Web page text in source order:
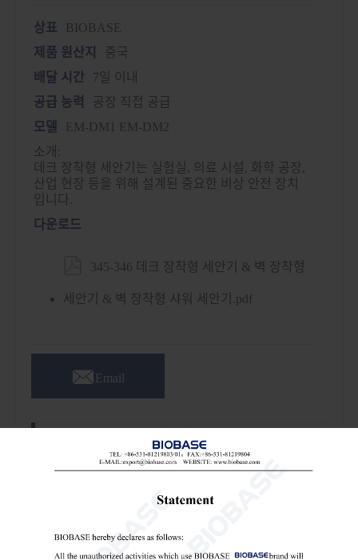
상표
BIOBASE
제품 원산지
중국
배달 시간
7일 이내
공급 능력
공장 직접 공급
모델
EM-DM1 EM-DM2
소개:
데크 장착형 세안기는 실험실, 의료 시설, 화학 공장,
산업 현장 등을 위해 설계된 중요한 비상 안전 장치
입니다.
다운로드
345-346 데크 장착형 세안기 & 벽 장착형
세안기 & 벽 장착형 샤워 세안기.pdf
 Email
데크 장착형 눈 세척기
2. 밸브: 역류 방지 밸브, 자동으로 꺼짐.